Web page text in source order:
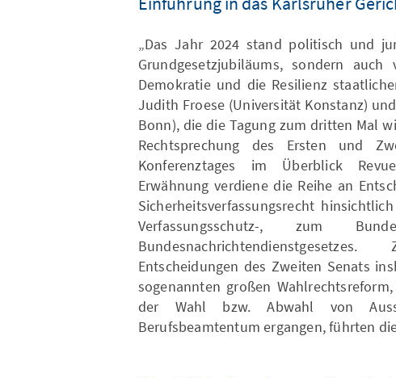
„Das Jahr 2024 stand politisch und
Grundgesetzjubiläums, sondern
Demokratie und die Resilienz
Judith Froese (Universität Konstanz)
Bonn), die die Tagung zum dritten Mal
Rechtsprechung des Ersten und
Konferenztages im Überblick
Erwähnung verdiene die Reihe an
Sicherheitsverfassungsrecht
Verfassungsschutz-, zum
Entscheidungen des Zweiten Senats
sogenannten großen
der Wahl bzw. Abwahl von
Berufsbeamtentum ergangen, führten